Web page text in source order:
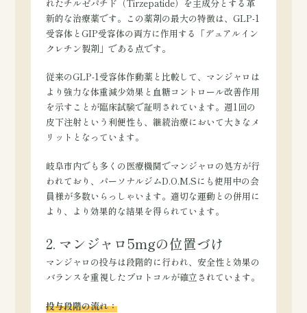
れたチルゼパチド（Tirzepatide）を主成分とする革
新的な治療薬です。この薬剤の最大の特徴は、GLP-1
受容体とGIP受容体の両方に作用する「デュアルイン
クレチン製剤」である点です。
従来のGLP-1受容体作動薬と比較して、マンジャロは
より強力な体重減少効果と血糖コントロール改善作用
を示すことが臨床試験で証明されています。週1回の
皮下注射という利便性も、継続治療において大きなメ
リットとなっています。
岐阜市内でも多くの医療機関でマンジャロの処方が行
われており、パーソナルジムD.O.M.Sにも使用中の会
員様が多数いらっしゃいます。適切な運動との併用に
より、より効果的な結果を得られています。
2. マンジャロ5mgの位置づけ
マンジャロの投与は段階的に行われ、安全性と効果の
バランスを重視したプロトコルが確立されています。
投与段階の流れ：